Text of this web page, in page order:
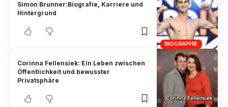
BIOGRAPHIE
Simon Brunner:Biografie, Karriere und
Hintergrund
Corinna Fellensiek: Ein Leben zwischen
Öffentlichkeit und bewusster
Privatsphäre